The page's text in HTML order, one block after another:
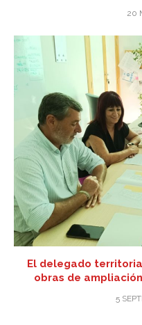
20
El delegado
obras de
5